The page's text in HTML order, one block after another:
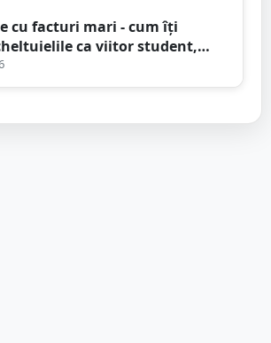
cu facturi mari - cum îți
ca viitor student,
peste cap